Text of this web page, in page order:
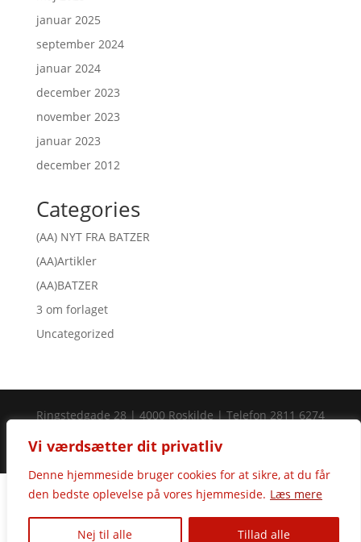
Vi værdsætter dit privatliv
Denne hjemmeside bruger cookies for at sikre, at du får
den bedste oplevelse på vores hjemmeside. Læs mere
Nej til alle Tillad alle
januar 2025
september 2024
januar 2024
december 2023
november 2023
januar 2023
december 2012
Categories
(AA) NYT FRA BATZER
(AA)Artikler
(AA)BATZER
3 om forlaget
Uncategorized
Ringstedgade 28 | 4000 Roskilde | Telefon 2811 6274
85003615
